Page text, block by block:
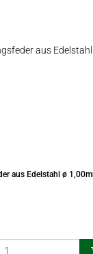
aus Edelstahl ø